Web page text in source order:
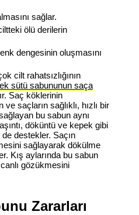
sağlar.
ölü derilerin
dengesinin oluşmasını
cilt rahatsızlığının
sütü sabununun saça
Saç köklerinin
saçların sağlıklı, hızlı bir
bu sabun aynı
döküntü ve kepek gibi
destekler. Saçın
sağlayarak dökülme
Kış aylarında bu sabun
gözükmesini
Zararları